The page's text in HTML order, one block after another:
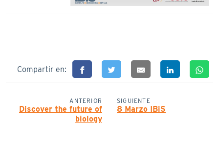
Compartir en:
ANTERIOR
Discover the future of
biology
SIGUIENTE
8 Marzo IBiS